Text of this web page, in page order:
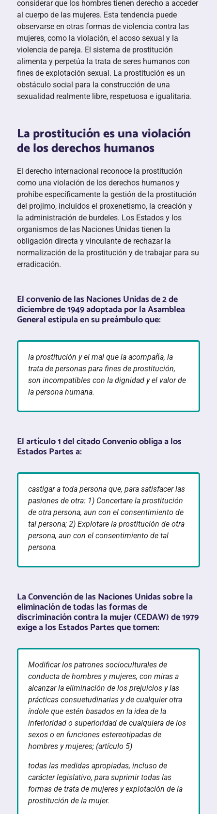
considerar que los hombres tienen derecho a acceder
al cuerpo de las mujeres. Esta tendencia puede
observarse en otras formas de violencia contra las
mujeres, como la violación, el acoso sexual y la
violencia de pareja. El sistema de prostitución
alimenta y perpetúa la trata de seres humanos con
fines de explotación sexual. La prostitución es un
obstáculo social para la construcción de una
sexualidad realmente libre, respetuosa e igualitaria.
La prostitución es una violación
de los derechos humanos
El derecho internacional reconoce la prostitución
como una violación de los derechos humanos y
prohíbe específicamente la gestión de la prostitución
del projimo, incluidos el proxenetismo, la creación y
la administración de burdeles. Los Estados y los
organismos de las Naciones Unidas tienen la
obligación directa y vinculante de rechazar la
normalización de la prostitución y de trabajar para su
erradicación.
El convenio de las Naciones Unidas de 2 de
diciembre de 1949 adoptada por la Asamblea
General estipula en su preámbulo que:
la prostitución y el mal que la acompaña, la
trata de personas para fines de prostitución,
son incompatibles con la dignidad y el valor de
la persona humana.
El artículo 1 del citado Convenio obliga a los
Estados Partes a:
castigar a toda persona que, para satisfacer las
pasiones de otra: 1) Concertare la prostitución
de otra persona, aun con el consentimiento de
tal persona; 2) Explotare la prostitución de otra
persona, aun con el consentimiento de tal
persona.
La Convención de las Naciones Unidas sobre la
eliminación de todas las formas de
discriminación contra la mujer (CEDAW) de 1979
exige a los Estados Partes que tomen:
Modificar los patrones socioculturales de
conducta de hombres y mujeres, con miras a
alcanzar la eliminación de los prejuicios y las
prácticas consuetudinarias y de cualquier otra
índole que estén basados en la idea de la
inferioridad o superioridad de cualquiera de los
sexos o en funciones estereotipadas de
hombres y mujeres; (artículo 5)
todas las medidas apropiadas, incluso de
carácter legislativo, para suprimir todas las
formas de trata de mujeres y explotación de la
prostitución de la mujer.